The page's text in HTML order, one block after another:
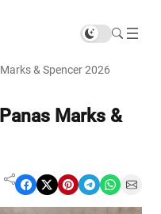
& Spencer 2026
Marks &
Share on Facebook Share on X Share on Pinterest Share on Telegram Share on WhatsApp Share on Email